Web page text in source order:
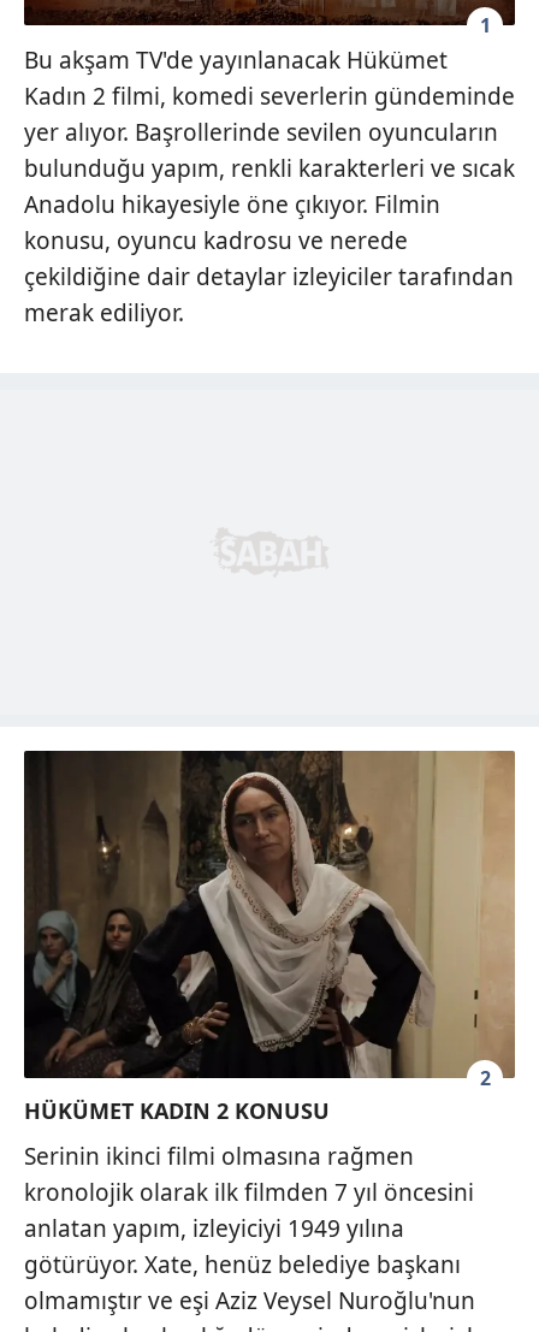
1
Bu akşam TV'de yayınlanacak Hükümet
Kadın 2 filmi, komedi severlerin gündeminde
yer alıyor. Başrollerinde sevilen oyuncuların
bulunduğu yapım, renkli karakterleri ve sıcak
Anadolu hikayesiyle öne çıkıyor. Filmin
konusu, oyuncu kadrosu ve nerede
çekildiğine dair detaylar izleyiciler tarafından
merak ediliyor.
2
HÜKÜMET KADIN 2 KONUSU
Serinin ikinci filmi olmasına rağmen
kronolojik olarak ilk filmden 7 yıl öncesini
anlatan yapım, izleyiciyi 1949 yılına
götürüyor. Xate, henüz belediye başkanı
olmamıştır ve eşi Aziz Veysel Nuroğlu'nun